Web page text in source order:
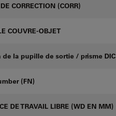
CORRECTION (CORR)
COUVRE-OBJET
de la pupille de sortie / prisme DIC
(FN)
DE TRAVAIL LIBRE (WD EN MM)